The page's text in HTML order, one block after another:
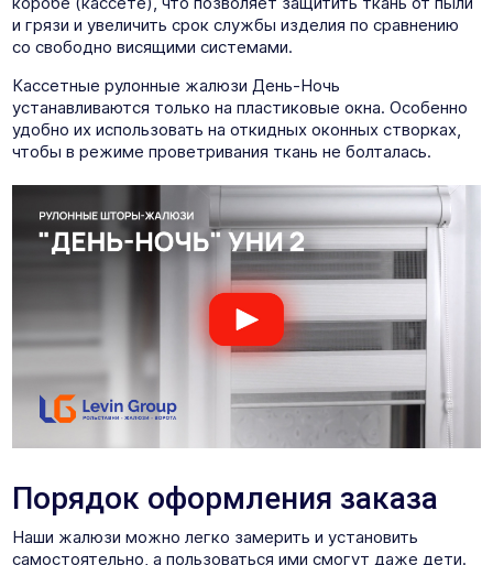
и грязи и увеличить срок службы изделия по сравнению
со свободно висящими системами.
Кассетные рулонные жалюзи День-Ночь
устанавливаются только на пластиковые окна. Особенно
удобно их использовать на откидных оконных створках,
чтобы в режиме проветривания ткань не болталась.
Порядок оформления заказа
Наши жалюзи можно легко замерить и установить
самостоятельно, а пользоваться ими смогут даже дети.